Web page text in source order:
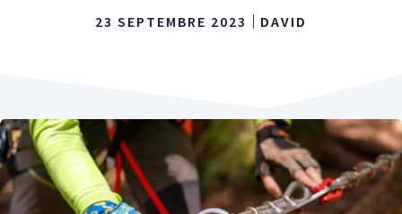
23 SEPTEMBRE 2023 DAVID